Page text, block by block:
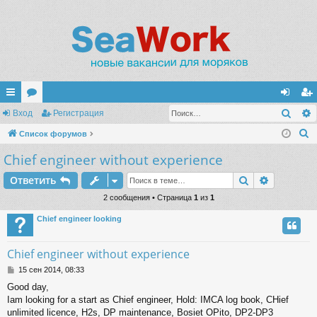
с
ы
лк
ор
ум
ы
хо
д
ег
ис
Вход Регистрация
Список форумов
Chief engineer without experience
Ответить Поиск
2 сообщения • Страница 1 из 1
Chief engineer looking
Chief engineer without experience
С
о
б
щ
15 сен 2014, 08:33
Good day,
Iam looking for a start as Chief engineer, Hold: IMCA log book, CHief
unlimited licence, H2s, DP maintenance, Bosiet OPito, DP2-DP3